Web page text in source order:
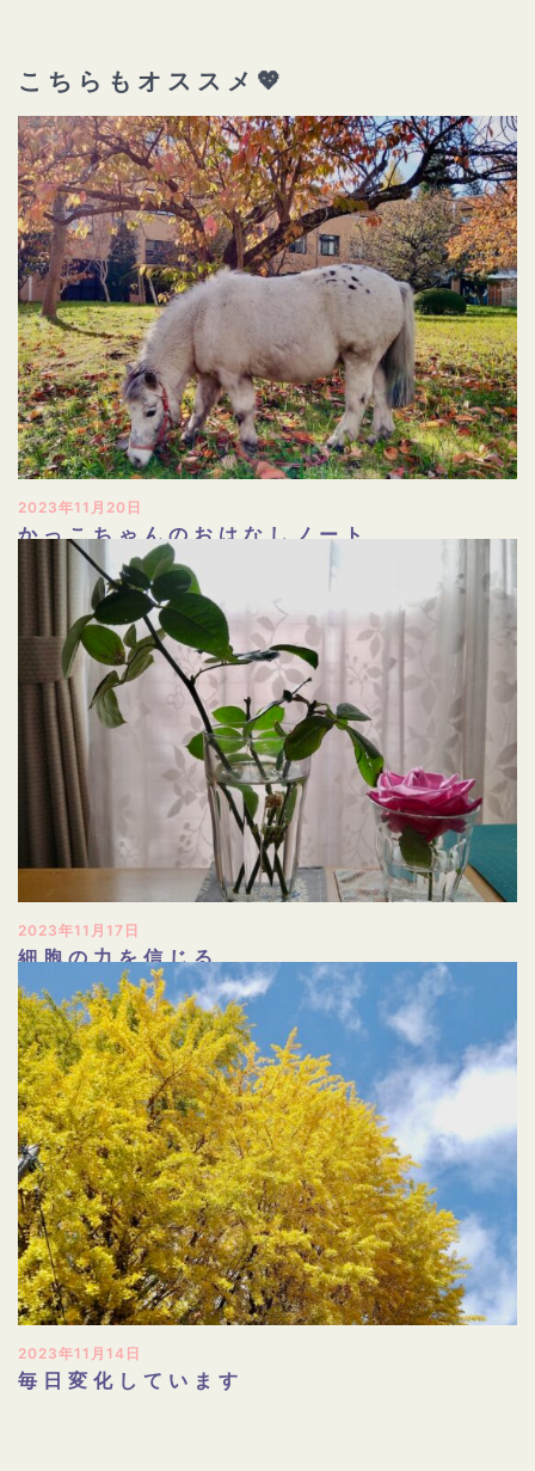
こちらもオススメ💖
2023年11月20日
かっこちゃんのおはなしノート
2023年11月17日
細胞の力を信じる
2023年11月14日
毎日変化しています